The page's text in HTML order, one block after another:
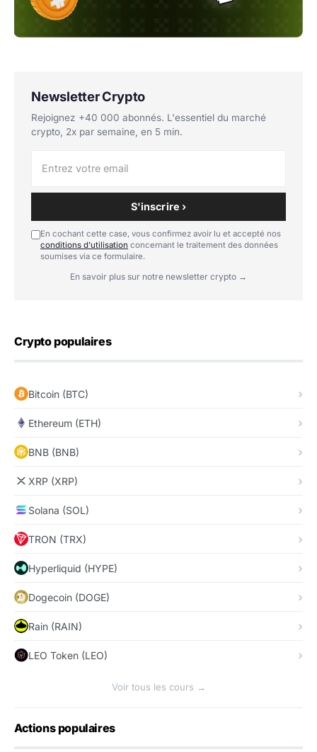
Newsletter Crypto
Rejoignez +40 000 abonnés. L'essentiel du marché
crypto, 2x par semaine, en 5 min.
S'inscrire ›
En cochant cette case, vous confirmez avoir lu et accepté nos
conditions d'utilisation concernant le traitement des données
soumises via ce formulaire.
En savoir plus sur notre newsletter crypto →
Crypto populaires
Bitcoin (BTC)
Ethereum (ETH)
BNB (BNB)
XRP (XRP)
Solana (SOL)
TRON (TRX)
Hyperliquid (HYPE)
Dogecoin (DOGE)
Rain (RAIN)
LEO Token (LEO)
Voir tous les cours →
Actions populaires